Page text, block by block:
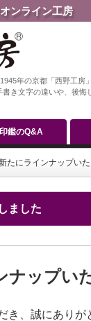
ンライン工房
年の京都「西野工房
き文字の違いや、後悔
印鑑のQ&A
たにラインナップい
ました
ナップい
、誠にありが